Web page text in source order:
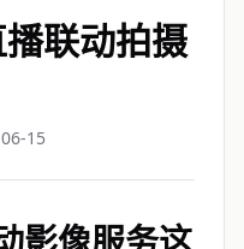
联动拍摄
15